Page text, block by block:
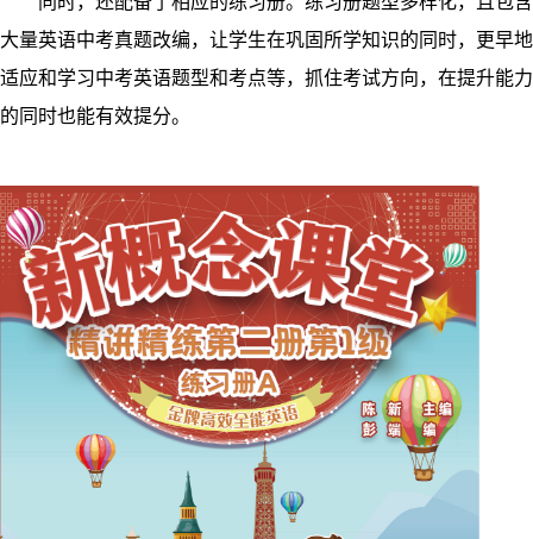
大量英语中考真题改编，让学生在巩固所学知识的同时，更早地
适应和学习中考英语题型和考点等，抓住考试方向，在提升能力
的同时也能有效提分。